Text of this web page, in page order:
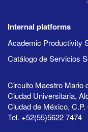
Internal platforms
Academic Productivity
Catálogo de Servicios
Circuito Maestro Mario
Ciudad Universitaria,
Ciudad de México, C.P.
Tel. +52(55)5622 7474